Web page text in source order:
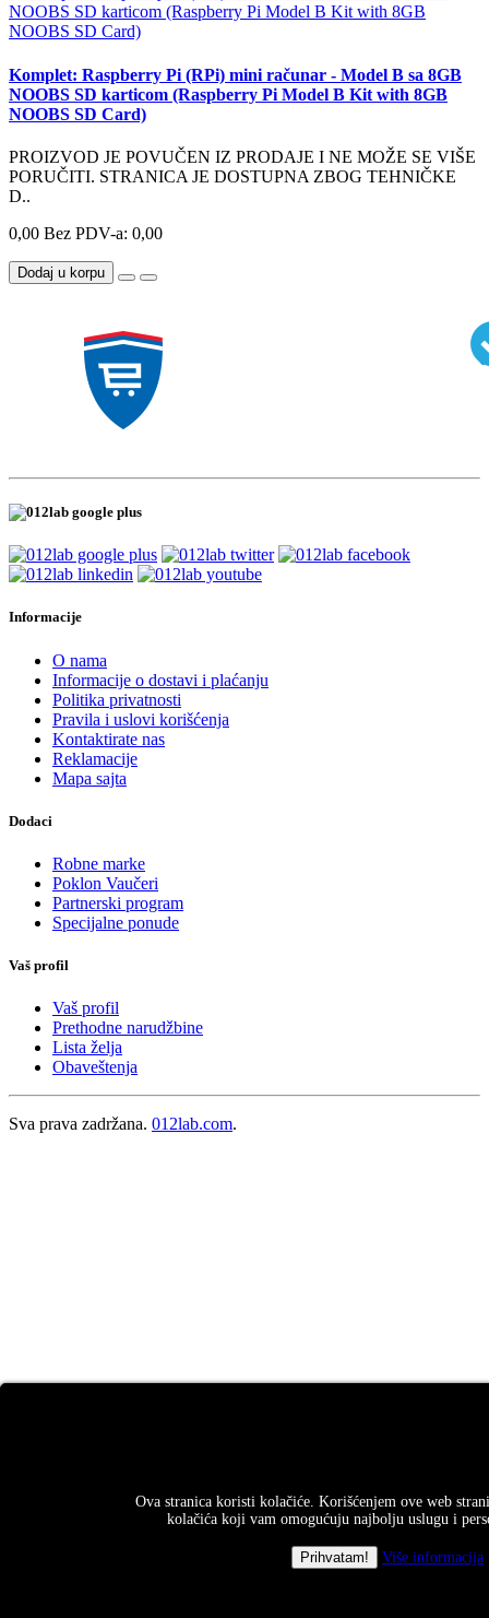
Ova stranica koristi kolačiće. Korišćenjem ove web
kolačića koji vam omogućuju najbolju uslugu i
Više informacija
Komplet: Raspberry Pi (RPi) mini računar - Model B sa 8GB
NOOBS SD karticom (Raspberry Pi Model B Kit with 8GB
NOOBS SD Card)
PROIZVOD JE POVUČEN IZ PRODAJE I NE MOŽE SE VIŠE
PORUČITI. STRANICA JE DOSTUPNA ZBOG TEHNIČKE
D..
0,00 Bez PDV-a: 0,00
Dodaj u korpu
Informacije
O nama
Informacije o dostavi i plaćanju
Politika privatnosti
Pravila i uslovi korišćenja
Kontaktirate nas
Reklamacije
Mapa sajta
Dodaci
Robne marke
Poklon Vaučeri
Partnerski program
Specijalne ponude
Vaš profil
Vaš profil
Prethodne narudžbine
Lista želja
Obaveštenja
Sva prava zadržana. 012lab.com.